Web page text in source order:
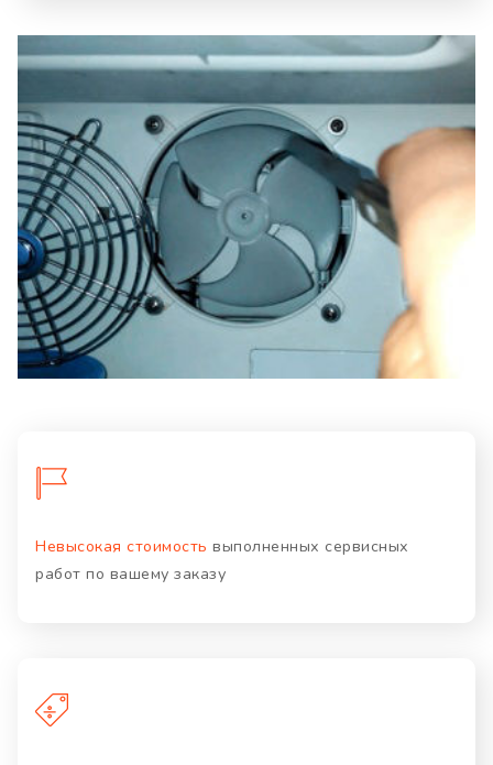
Невысокая стоимость выполненных сервисных
работ по вашему заказу